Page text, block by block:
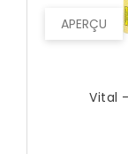
APERÇU
Vital